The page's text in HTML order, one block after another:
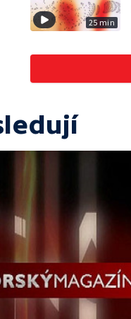
25 min